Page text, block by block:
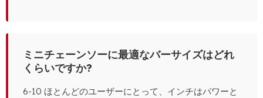
ミニチェーンソーに最適なバーサイズはどれ
くらいですか?
6-10 ほとんどのユーザーにとって、インチはパワーと